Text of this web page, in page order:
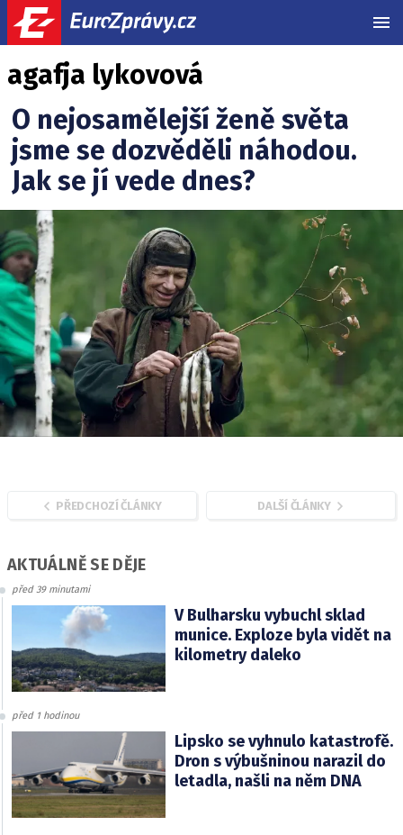
agafja lykovová
O nejosamělejší ženě světa
jsme se dozvěděli náhodou.
Jak se jí vede dnes?
PŘEDCHOZÍ ČLÁNKY DALŠÍ ČLÁNKY
AKTUÁLNĚ SE DĚJE
před 39 minutami
V Bulharsku vybuchl sklad
munice. Exploze byla vidět na
kilometry daleko
před 1 hodinou
Lipsko se vyhnulo katastrofě.
Dron s výbušninou narazil do
letadla, našli na něm DNA